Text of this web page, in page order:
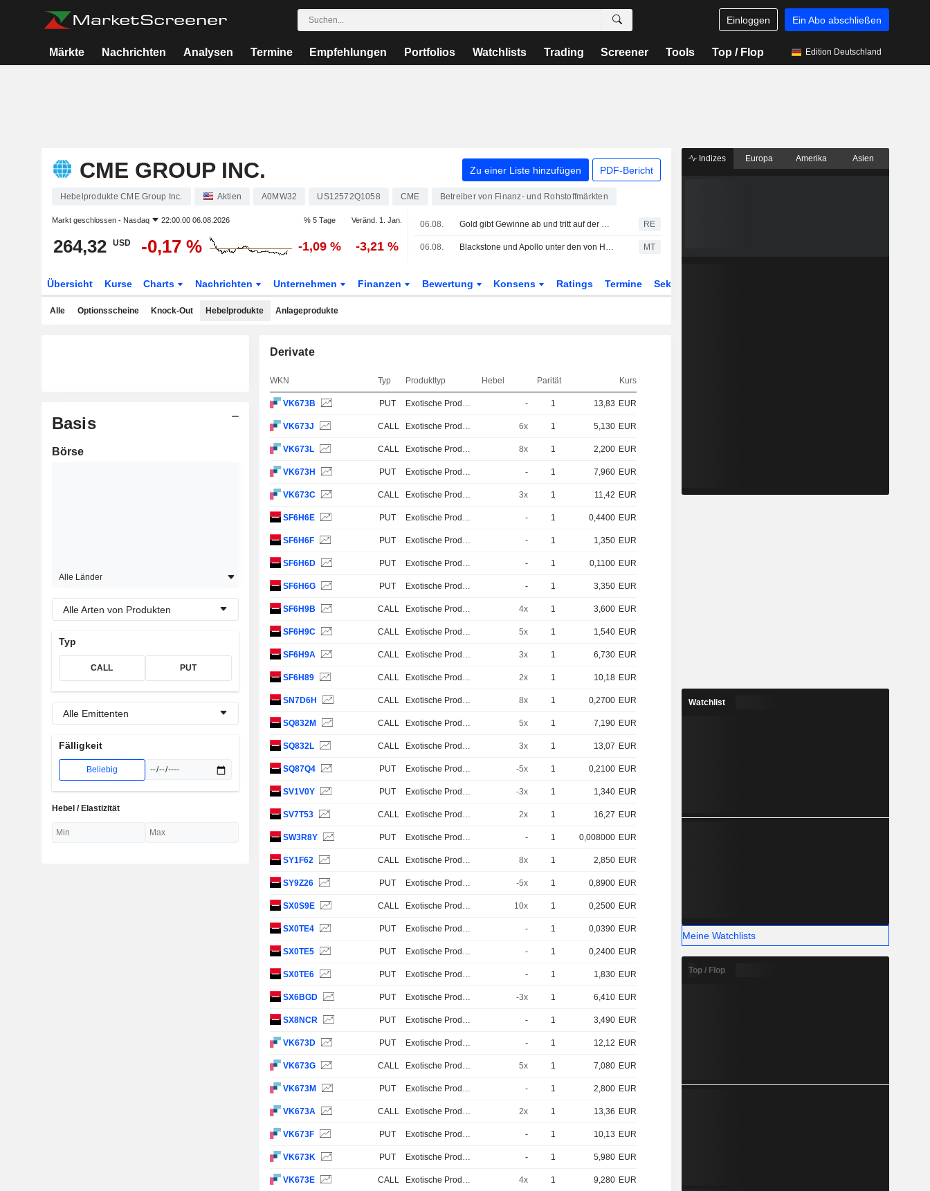
Einloggen Ein Abo abschließen
Märkte Nachrichten Analysen Termine Empfehlungen Portfolios Watchlists Trading Screener Tools Top / Flop Edition Deutschland
CME GROUP INC. Zu einer Liste hinzufügen PDF-Bericht
Hebelprodukte CME Group Inc. Aktien A0MW32 US12572Q1058 CME Betreiber von Finanz- und Rohstoffmärkten
Markt geschlossen - Nasdaq 22:00:00 06.08.2026 % 5 Tage Veränd. 1. Jan.
264,32 USD -0,17 % -1,09 % -3,21 %
06.08. Gold gibt Gewinne ab und tritt auf der Stelle, während Öl wegen Irans Vorschlag zu Verbot 'feindlicher' Schiffe in der Straße von Hormus steigt RE
06.08. Blackstone und Apollo unter den von Hackern ins Visier genommenen Unternehmen MT
Übersicht Kurse Charts Nachrichten Unternehmen Finanzen Bewertung Konsens Ratings Termine Sektor
Alle Optionsscheine Knock-Out Hebelprodukte Anlageprodukte
Basis
Börse
Alle Länder
Alle Arten von Produkten
Typ
CALL PUT
Alle Emittenten
Fälligkeit
Beliebig
Hebel / Elastizität
Derivate
WKN Typ Produkttyp Hebel Parität Kurs
VK673B PUT Exotische Produkte - 1 13,83 EUR
VK673J CALL Exotische Produkte 6x 1 5,130 EUR
VK673L CALL Exotische Produkte 8x 1 2,200 EUR
VK673H PUT Exotische Produkte - 1 7,960 EUR
VK673C CALL Exotische Produkte 3x 1 11,42 EUR
SF6H6E PUT Exotische Produkte - 1 0,4400 EUR
SF6H6F PUT Exotische Produkte - 1 1,350 EUR
SF6H6D PUT Exotische Produkte - 1 0,1100 EUR
SF6H6G PUT Exotische Produkte - 1 3,350 EUR
SF6H9B CALL Exotische Produkte 4x 1 3,600 EUR
SF6H9C CALL Exotische Produkte 5x 1 1,540 EUR
SF6H9A CALL Exotische Produkte 3x 1 6,730 EUR
SF6H89 CALL Exotische Produkte 2x 1 10,18 EUR
SN7D6H CALL Exotische Produkte 8x 1 0,2700 EUR
SQ832M CALL Exotische Produkte 5x 1 7,190 EUR
SQ832L CALL Exotische Produkte 3x 1 13,07 EUR
SQ87Q4 PUT Exotische Produkte -5x 1 0,2100 EUR
SV1V0Y PUT Exotische Produkte -3x 1 1,340 EUR
SV7T53 CALL Exotische Produkte 2x 1 16,27 EUR
SW3R8Y PUT Exotische Produkte - 1 0,008000 EUR
SY1F62 CALL Exotische Produkte 8x 1 2,850 EUR
SY9Z26 PUT Exotische Produkte -5x 1 0,8900 EUR
SX0S9E CALL Exotische Produkte 10x 1 0,2500 EUR
SX0TE4 PUT Exotische Produkte - 1 0,0390 EUR
SX0TE5 PUT Exotische Produkte - 1 0,2400 EUR
SX0TE6 PUT Exotische Produkte - 1 1,830 EUR
SX6BGD PUT Exotische Produkte -3x 1 6,410 EUR
SX8NCR PUT Exotische Produkte - 1 3,490 EUR
VK673D PUT Exotische Produkte - 1 12,12 EUR
VK673G CALL Exotische Produkte 5x 1 7,080 EUR
VK673M PUT Exotische Produkte - 1 2,800 EUR
VK673A CALL Exotische Produkte 2x 1 13,36 EUR
VK673F PUT Exotische Produkte - 1 10,13 EUR
VK673K PUT Exotische Produkte - 1 5,980 EUR
VK673E CALL Exotische Produkte 4x 1 9,280 EUR
Indizes Europa Amerika Asien
Watchlist
Meine Watchlists
Top / Flop